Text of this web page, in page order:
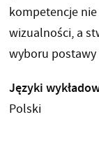
kompetencje
wizualności, a
wyboru
Języki
Polski